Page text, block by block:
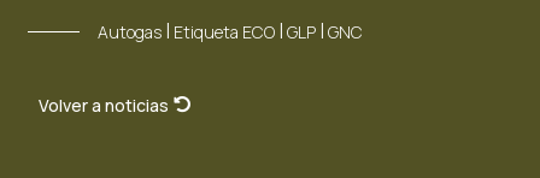
Autogas| Etiqueta ECO| GLP| GNC
Volver a noticias